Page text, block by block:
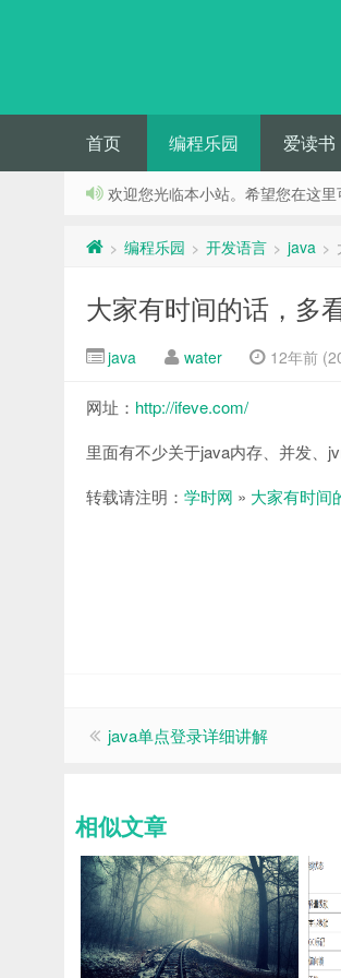
首页 编程乐园 爱读书
欢迎您光临本小站。希望您在这里
> 编程乐园 > 开发语言 > java >
大家有时间的话，多
java water 12年前
网址： http://ifeve.com/
里面有不少关于java内存、并发、
转载请注明： 学时网 » 大家有时间
java单点登录详细讲解
相似文章